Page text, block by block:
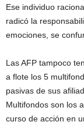
Ese individuo
radicó la
emociones, se
Las AFP tampoco
a flote los 5
pasivas de sus
Multifondos son los
curso de acción en